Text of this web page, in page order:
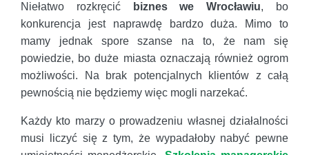
Niełatwo rozkręcić biznes we Wrocławiu, bo
konkurencja jest naprawdę bardzo duża. Mimo to
mamy jednak spore szanse na to, że nam się
powiedzie, bo duże miasta oznaczają również ogrom
możliwości. Na brak potencjalnych klientów z całą
pewnością nie będziemy więc mogli narzekać.
Każdy kto marzy o prowadzeniu własnej działalności
musi liczyć się z tym, że wypadałoby nabyć pewne